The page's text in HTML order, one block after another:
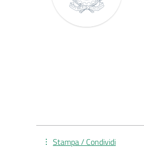
Stampa / Condividi